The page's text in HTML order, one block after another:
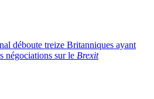
déboute treize Britanniques ayant
négociations sur le Brexit